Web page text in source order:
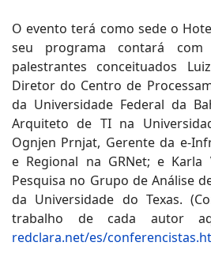
O evento terá como sede o
seu programa contará
palestrantes conceituados
Diretor do Centro de
da Universidade Federal da
Arquiteto de TI na
Ognjen Prnjat, Gerente da e-
e Regional na GRNet; e Karla
Pesquisa no Grupo de Análise
da Universidade do Texas.
trabalho de cada autor
redclara.net/es/